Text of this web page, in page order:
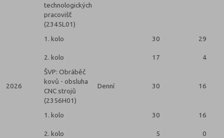
technologických
pracovišť
(2345L01)
1. kolo 30 29
2. kolo 17 4
2026
ŠVP: Obráběč
kovů - obsluha
CNC strojů
(2356H01)
Denní 30 16
1. kolo 30 16
2. kolo 5 0